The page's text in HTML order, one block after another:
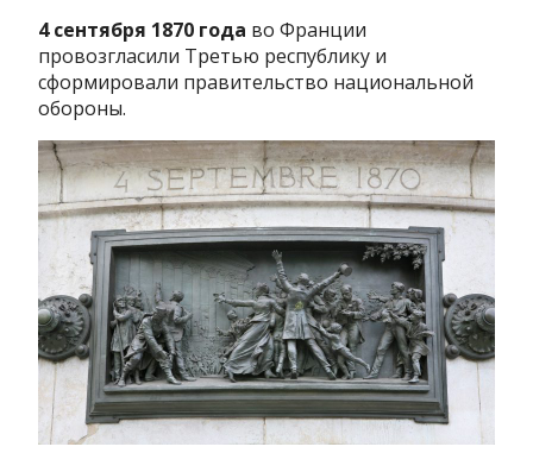
4 сентября 1870 года во Франции
провозгласили Третью республику и
сформировали правительство национальной
обороны.